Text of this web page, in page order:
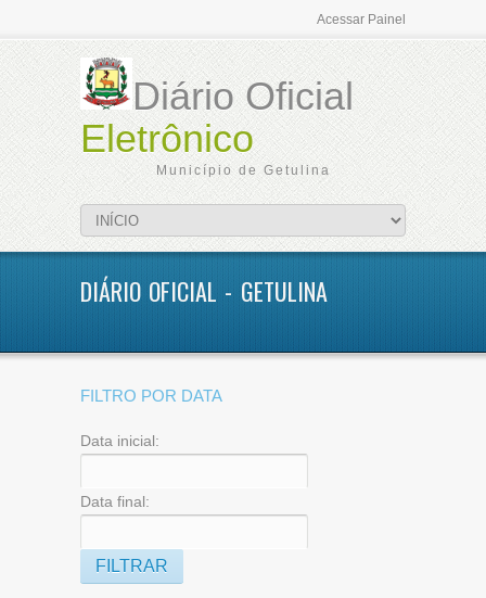
Acessar Painel
Diário Oficial
Eletrônico
Município de Getulina
DIÁRIO OFICIAL - GETULINA
FILTRO POR DATA
Data inicial:
Data final: